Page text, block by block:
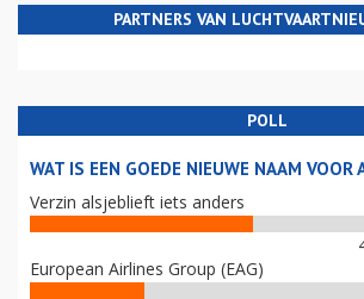
PARTNERS VAN
POLL
WAT IS EEN GOEDE NIEUWE NAAM VOOR
Verzin alsjeblieft iets anders
European Airlines Group (EAG)